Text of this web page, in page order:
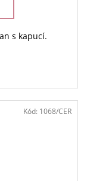
s kapucí.
Kód: 1068/CER